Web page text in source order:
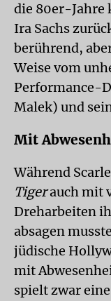
die 80er-Jahre
Ira Sachs
berührend,
Weise vom
Performance-
Malek) und
Mit
Während
Tigerauch mit
Dreharbeiten
absagen
jüdische
mit
spielt zwar